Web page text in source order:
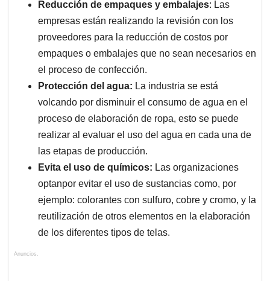
Reducción de empaques y embalajes: Las
empresas están realizando la revisión con los
proveedores para la reducción de costos por
empaques o embalajes que no sean necesarios en
el proceso de confección.
Protección del agua: La industria se está
volcando por disminuir el consumo de agua en el
proceso de elaboración de ropa, esto se puede
realizar al evaluar el uso del agua en cada una de
las etapas de producción.
Evita el uso de químicos: Las organizaciones
optanpor evitar el uso de sustancias como, por
ejemplo: colorantes con sulfuro, cobre y cromo, y la
reutilización de otros elementos en la elaboración
de los diferentes tipos de telas.
Anuncios.